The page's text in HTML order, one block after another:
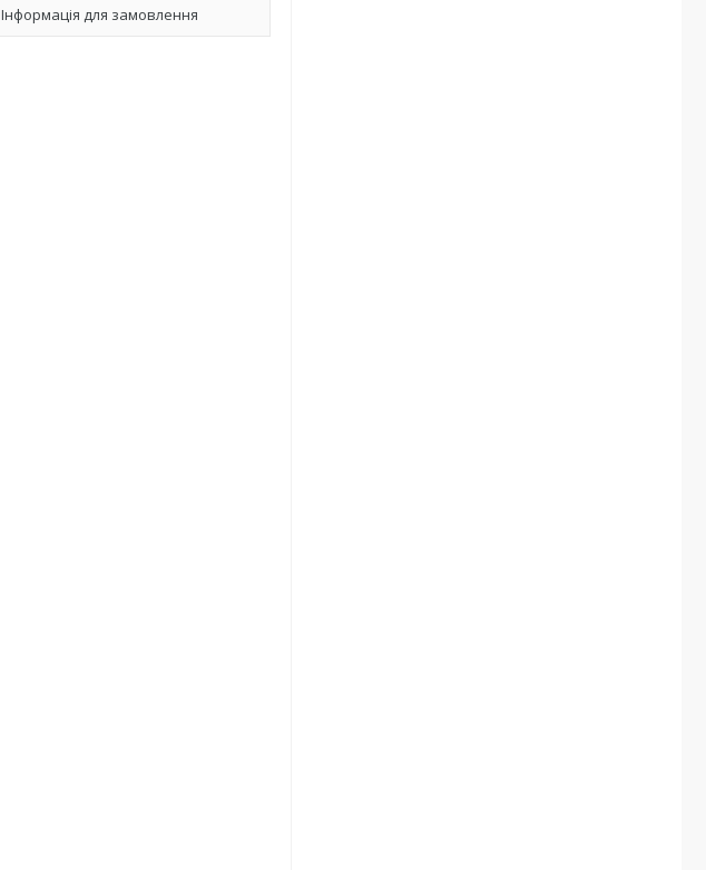
Інформація для замовлення